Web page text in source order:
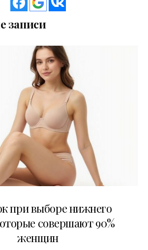
записи
при выборе нижнего
совершают 90%
женщин